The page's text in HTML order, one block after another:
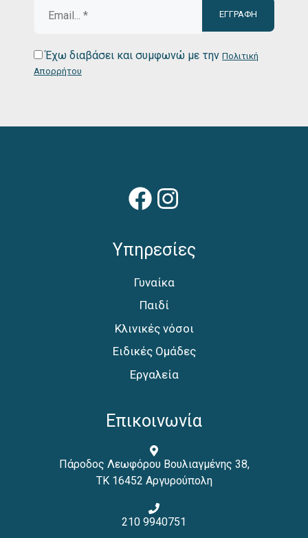
Έχω διαβάσει και συμφωνώ με την Πολιτική
Απορρήτου
FacebookInstagram
Υπηρεσίες
Γυναίκα
Παιδί
Κλινικές νόσοι
Ειδικές Ομάδες
Εργαλεία
Επικοινωνία
Πάροδος Λεωφόρου Βουλιαγμένης 38,
ΤΚ 16452 Αργυρούπολη
210 9940751